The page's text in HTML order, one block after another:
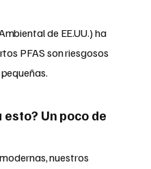
de EE.UU.) ha
PFAS son riesgosos
Un poco de
nuestros